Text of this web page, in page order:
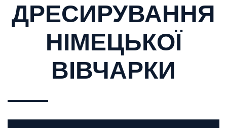
ДРЕСИРУВАННЯ
НІМЕЦЬКОЇ
ВІВЧАРКИ